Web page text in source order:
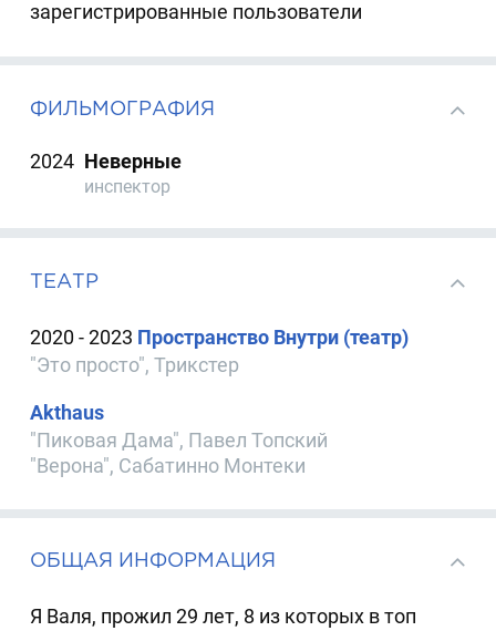
зарегистрированные пользователи
ФИЛЬМОГРАФИЯ
2024 Неверные
инспектор
ТЕАТР
2020 - 2023 Пространство Внутри (театр)
"Это просто", Трикстер
Akthaus
"Пиковая Дама", Павел Топский
"Верона", Сабатинно Монтеки
ОБЩАЯ ИНФОРМАЦИЯ
Я Валя, прожил 29 лет, 8 из которых в топ